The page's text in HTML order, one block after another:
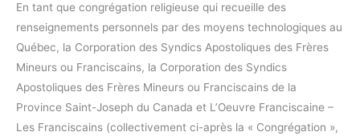
En tant que congrégation religieuse qui recueille des
renseignements personnels par des moyens technologiques au
Québec, la Corporation des Syndics Apostoliques des Frères
Mineurs ou Franciscains, la Corporation des Syndics
Apostoliques des Frères Mineurs ou Franciscains de la
Province Saint-Joseph du Canada et L’Oeuvre Franciscaine –
Les Franciscains (collectivement ci-après la « Congrégation »,